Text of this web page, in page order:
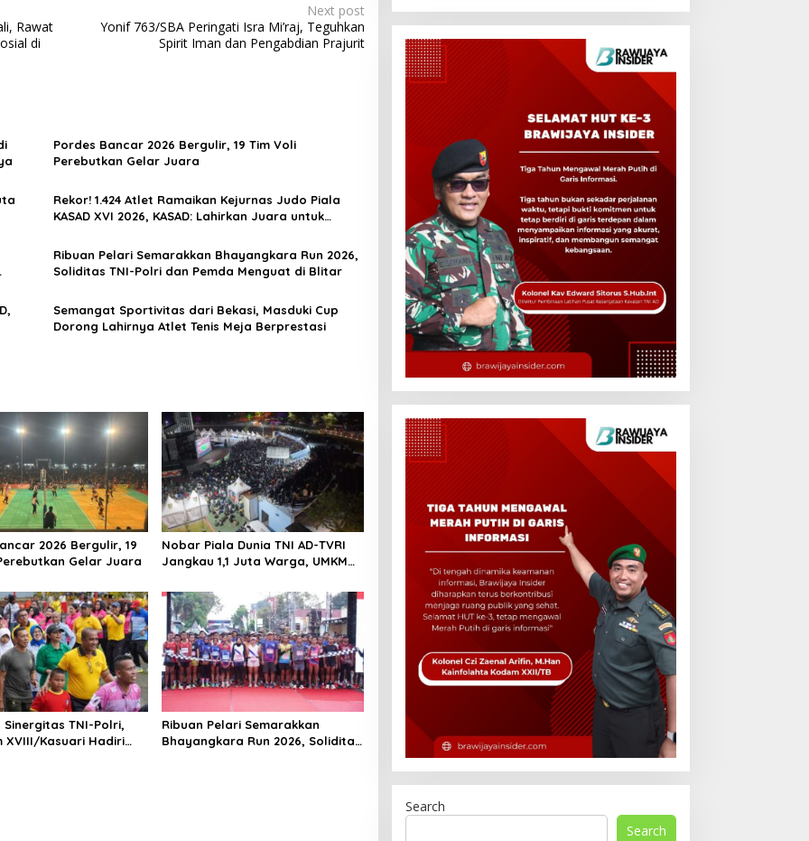
Rawat
di
Next post
Yonif 763/SBA Peringati Isra Mi’raj, Teguhkan
Spirit Iman dan Pengabdian Prajurit
Pordes Bancar 2026 Bergulir, 19 Tim Voli
Perebutkan Gelar Juara
Rekor! 1.424 Atlet Ramaikan Kejurnas Judo Piala
KASAD XVI 2026, KASAD: Lahirkan Juara untuk
Ribuan Pelari Semarakkan Bhayangkara Run 2026,
Soliditas TNI-Polri dan Pemda Menguat di Blitar
Semangat Sportivitas dari Bekasi, Masduki Cup
Dorong Lahirnya Atlet Tenis Meja Berprestasi
2026 Bergulir, 19
Gelar Juara
Nobar Piala Dunia TNI AD-TVRI
Jangkau 1,1 Juta Warga, UMKM
Sinergitas TNI-Polri,
XVIII/Kasuari Hadiri
Ribuan Pelari Semarakkan
Bhayangkara Run 2026, Soliditas
Search
Search